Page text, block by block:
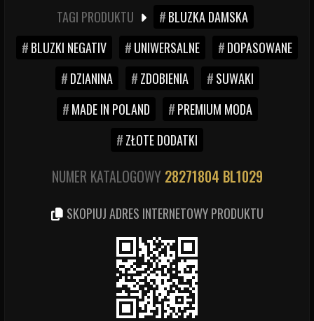
TAGI PRODUKTU
BLUZKA DAMSKA
BLUZKI NEGATIV
UNIWERSALNE
DOPASOWANE
DZIANINA
ZDOBIENIA
SUWAKI
MADE IN POLAND
PREMIUM MODA
ZŁOTE DODATKI
NUMER KATALOGOWY 28271804 BL1029
SKOPIUJ ADRES INTERNETOWY PRODUKTU